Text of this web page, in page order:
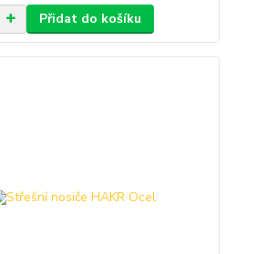
Přidat do košíku